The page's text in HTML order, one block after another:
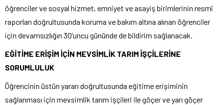
öğrenciler ve sosyal hizmet, emniyet ve asayiş birimlerinin resmî
raporları doğrultusunda koruma ve bakım altına alınan öğrenciler
için devamsızlığın 30’uncu gününde de bildirim sağlanacak.
EĞİTİME ERİŞİM İÇİN MEVSİMLİK TARIM İŞÇİLERİNE
SORUMLULUK
Öğrencinin üstün yararı doğrultusunda eğitime erişiminin
sağlanması için mevsimlik tarım işçileri ile göçer ve yarı göçer